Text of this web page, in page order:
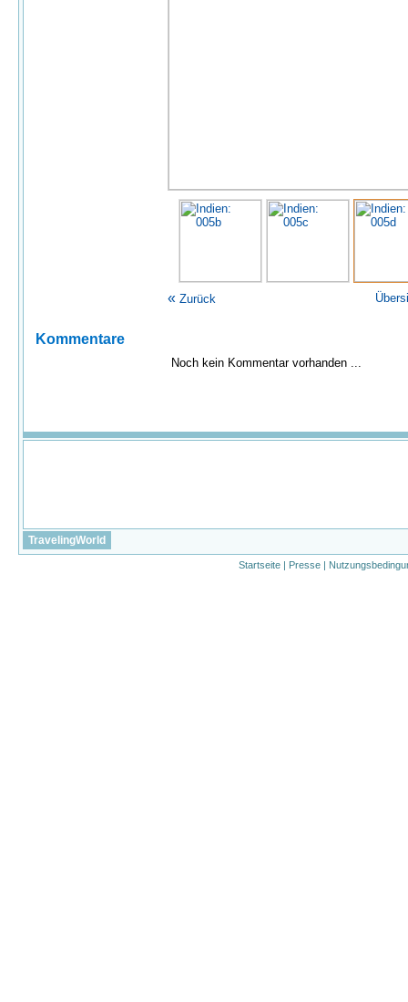
« Zurück
Kommentare
Noch kein Kommentar vorhanden ...
TravelingWorld
Startseite | Presse |